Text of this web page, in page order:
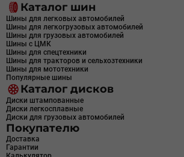
Каталог шин
Шины для легковых автомобилей
Шины для легкогрузовых автомобилей
Шины для грузовых автомобилей
Шины с ЦМК
Шины для спецтехники
Шины для тракторов и сельхозтехники
Шины для мототехники
Популярные шины
Каталог дисков
Диски штампованные
Диски легкосплавные
Диски для грузовых автомобилей
Покупателю
Доставка
Гарантии